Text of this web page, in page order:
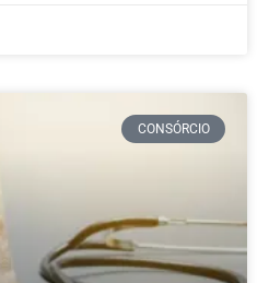
CONSÓRCIO